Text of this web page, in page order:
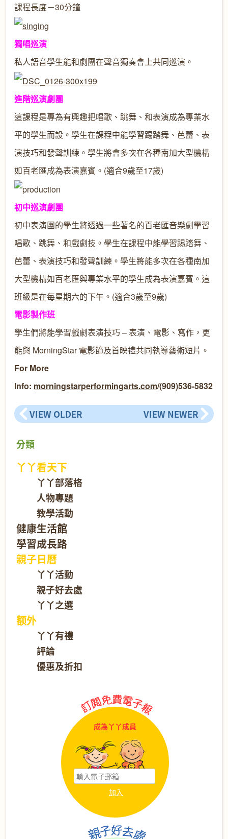
課程長度－30分鐘
獨唱巡演
私人語音學生能和劇團在聲音獨奏會上共同巡演。
進階巡演劇團
這課程是專為有興趣把唱歌、跳舞、和表演成為專業水
平的學生而設。學生在課程中能學習踢踏舞、芭蕾、表
演技巧和發聲訓練。學生將會多次在各種南加大型機構
如百老匯成為表演嘉賓。(適合9歲至17歲)
初中巡演劇團
初中表演團的學生將透過一些著名的百老匯音樂劇學習
唱歌、跳舞、和戲劇技。學生在課程中能學習踢踏舞、
芭蕾、表演技巧和發聲訓練。學生將能多次在各種南加
大型機構如百老匯與專業水平的學生成為表演嘉賓。這
班級是在每星期六的下午。(適合3歲至9歲)
電影製作班
學生們將能學習戲劇表演技巧 – 表演、電影、寫作，更
能與 MorningStar 電影節及首映禮共同執導藝術短片。
For More
Info: morningstarperformingarts.com/(909)536-5832
VIEW OLDER VIEW NEWER
分類
丫丫看天下
丫丫部落格
人物專題
教學活動
健康生活館
學習成長路
親子日曆
丫丫活動
親子好去處
丫丫之選
额外
丫丫有禮
評論
優惠及折扣
成為丫丫成員